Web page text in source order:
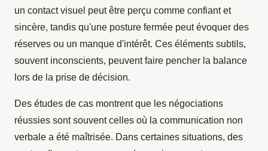
un contact visuel peut être perçu comme confiant et
sincère, tandis qu'une posture fermée peut évoquer des
réserves ou un manque d'intérêt. Ces éléments subtils,
souvent inconscients, peuvent faire pencher la balance
lors de la prise de décision.
Des études de cas montrent que les négociations
réussies sont souvent celles où la communication non
verbale a été maîtrisée. Dans certaines situations, des